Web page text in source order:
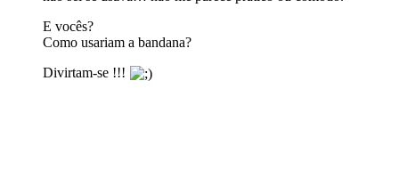
E vocês?
Como usariam a bandana?
Divirtam-se !!!